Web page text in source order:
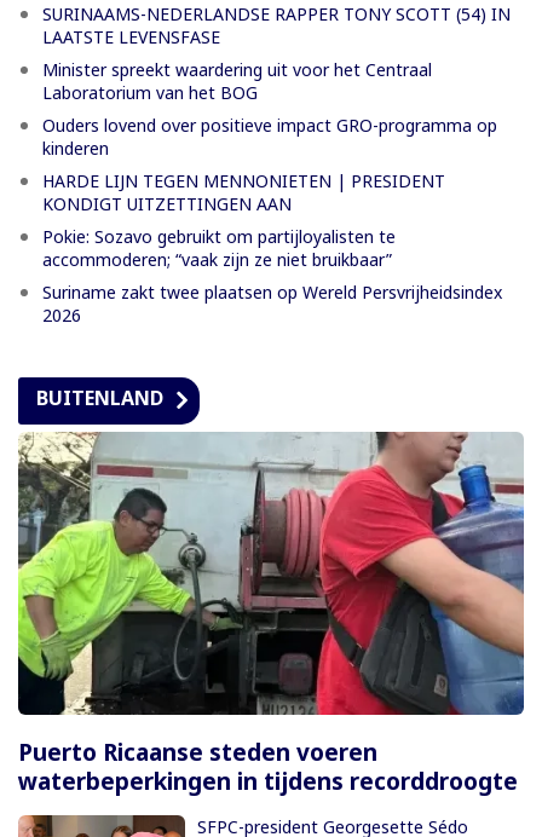
SURINAAMS-NEDERLANDSE RAPPER TONY SCOTT (54) IN
LAATSTE LEVENSFASE
Minister spreekt waardering uit voor het Centraal
Laboratorium van het BOG
Ouders lovend over positieve impact GRO-programma op
kinderen
HARDE LIJN TEGEN MENNONIETEN | PRESIDENT
KONDIGT UITZETTINGEN AAN
Pokie: Sozavo gebruikt om partijloyalisten te
accommoderen; “vaak zijn ze niet bruikbaar”
Suriname zakt twee plaatsen op Wereld Persvrijheidsindex
2026
BUITENLAND
Puerto Ricaanse steden voeren
waterbeperkingen in tijdens recorddroogte
SFPC-president Georgesette Sédo